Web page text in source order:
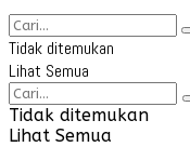
Tidak ditemukan
Lihat Semua
Tidak ditemukan
Lihat Semua